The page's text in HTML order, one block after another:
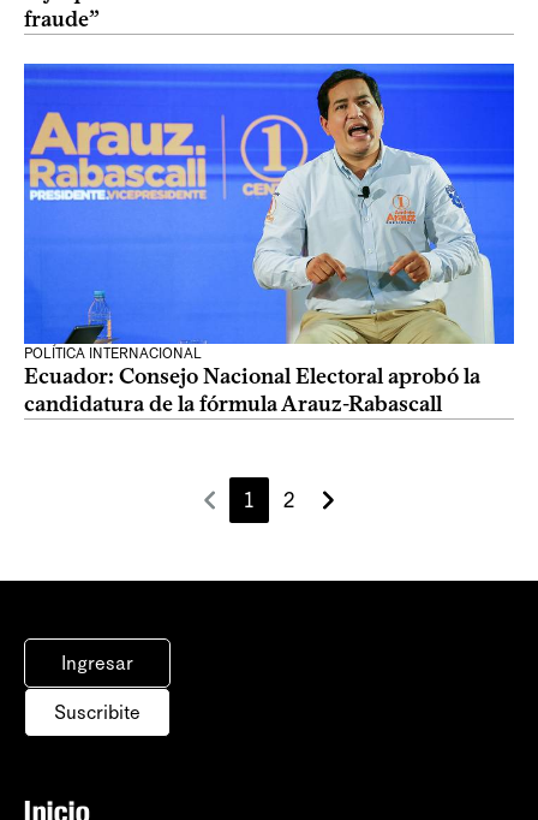
fraude”
POLÍTICA INTERNACIONAL
Ecuador: Consejo Nacional Electoral aprobó la
candidatura de la fórmula Arauz-Rabascall
1 2
Ingresar
Suscribite
Inicio